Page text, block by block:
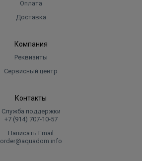
Оплата
Доставка
Компания
Реквизиты
Сервисный центр
Контакты
Служба поддержки
+7 (914) 707‑10‑57
Написать Email
order@aquadom.info